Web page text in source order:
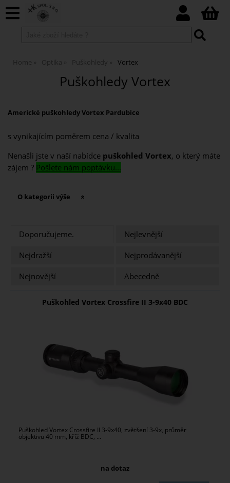
Home Optika Puškohledy Vortex
Puškohledy Vortex
Americké puškohledyVortex Pardubice
s vynikajícím poměrem cena / kvalita
Nenašli jste v naší nabídce puškohled Vortex, o který máte
zájem ? Pošlete nám poptávku...
O kategorii výše
Doporučujeme.
Nejlevnější
Nejdražší
Nejprodávanější
Nejnovější
Abecedně
Puškohled Vortex Crossfire II 3-9x40 BDC
Puškohled Vortex Crossfire II 3-9x40, zvětšení 3-9x, průměr
objektivu 40 mm, kříž BDC, ...
na dotaz